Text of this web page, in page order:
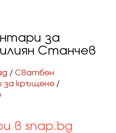
за
Станчев
/ Сватбен
за кръщене /
в snap.bg